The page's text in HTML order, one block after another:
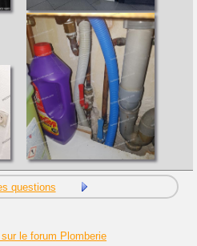
questions
le forum Plomberie